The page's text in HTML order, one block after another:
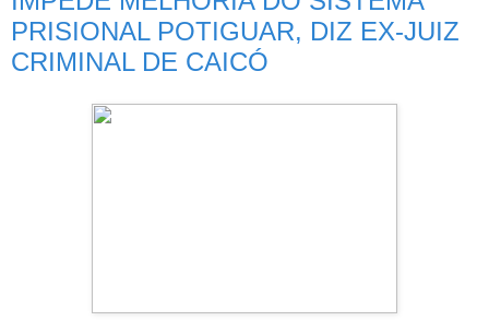
PRISIONAL POTIGUAR, DIZ EX-JUIZ
CRIMINAL DE CAICÓ